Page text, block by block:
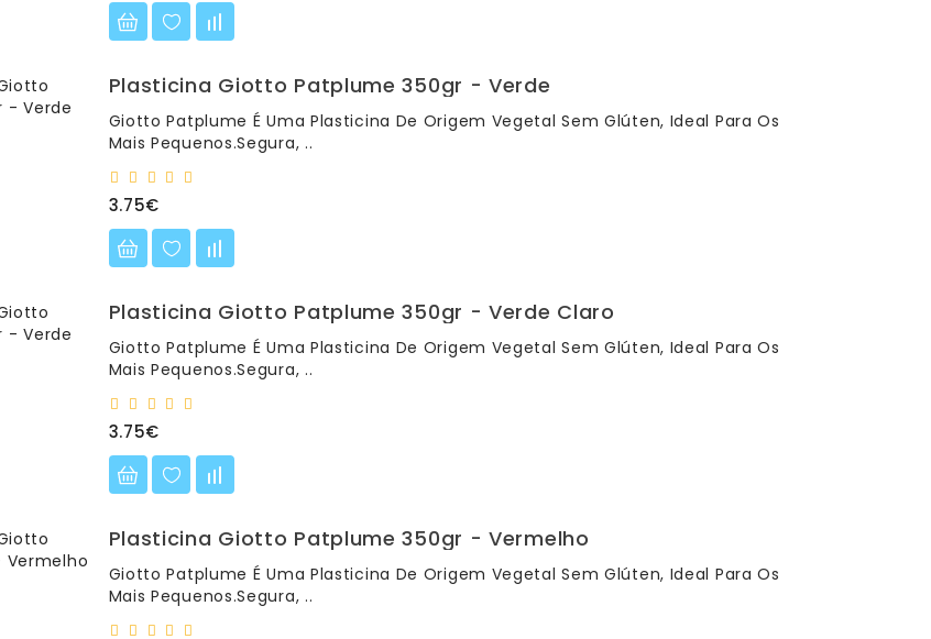
Plasticina Giotto Patplume 350gr - Verde
Giotto Patplume É Uma Plasticina De Origem Vegetal Sem Glúten, Ideal Para Os
Mais Pequenos.Segura, ..
3.75€
Plasticina Giotto Patplume 350gr - Verde Claro
Giotto Patplume É Uma Plasticina De Origem Vegetal Sem Glúten, Ideal Para Os
Mais Pequenos.Segura, ..
3.75€
Plasticina Giotto Patplume 350gr - Vermelho
Giotto Patplume É Uma Plasticina De Origem Vegetal Sem Glúten, Ideal Para Os
Mais Pequenos.Segura, ..